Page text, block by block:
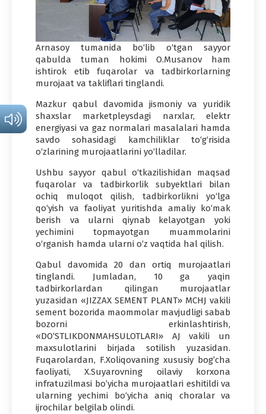
Arnasoy tumanida bo‘lib o‘tgan sayyor
qabulda tuman hokimi O.Musanov ham
ishtirok etib fuqarolar va tadbirkorlarning
murojaat va takliflari tinglandi.
Mazkur qabul davomida jismoniy va yuridik
shaxslar marketpleysdagi narxlar, elektr
energiyasi va gaz normalari masalalari hamda
savdo sohasidagi kamchiliklar to‘g‘risida
o‘zlarining murojaatlarini yo‘lladilar.
Ushbu sayyor qabul o‘tkazilishidan maqsad
fuqarolar va tadbirkorlik subyektlari bilan
ochiq muloqot qilish, tadbirkorlikni yo‘lga
qo‘yish va faoliyat yuritishda amaliy ko‘mak
berish va ularni qiynab kelayotgan yoki
yechimini topmayotgan muammolarini
o‘rganish hamda ularni o‘z vaqtida hal qilish.
Qabul davomida 20 dan ortiq murojaatlari
tinglandi. Jumladan, 10 ga yaqin
tadbirkorlardan qilingan murojaatlar
yuzasidan «JIZZAX SEMENT PLANT» MCHJ vakili
sement bozorida maommolar mavjudligi sabab
bozorni erkinlashtirish,
«DO‘STLIKDONMAHSULOTLARI» AJ vakili un
maxsulotlarini birjada sotilish yuzasidan.
Fuqarolardan, F.Xoliqovaning xususiy bog’cha
faoliyati, X.Suyarovning oilaviy korxona
infratuzilmasi bo’yicha murojaatlari eshitildi va
ularning yechimi bo‘yicha aniq choralar va
ijrochilar belgilab olindi.